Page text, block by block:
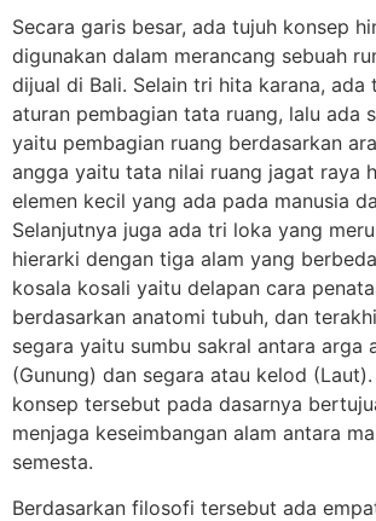
Secara garis besar, ada tujuh konsep
digunakan dalam merancang sebuah
dijual di Bali. Selain tri hita karana, ada
aturan pembagian tata ruang, lalu ada
yaitu pembagian ruang berdasarkan
angga yaitu tata nilai ruang jagat raya
elemen kecil yang ada pada manusia
Selanjutnya juga ada tri loka yang
hierarki dengan tiga alam yang
kosala kosali yaitu delapan cara
berdasarkan anatomi tubuh, dan
segara yaitu sumbu sakral antara arga
(Gunung) dan segara atau kelod
konsep tersebut pada dasarnya
menjaga keseimbangan alam antara
semesta.
Berdasarkan filosofi tersebut ada